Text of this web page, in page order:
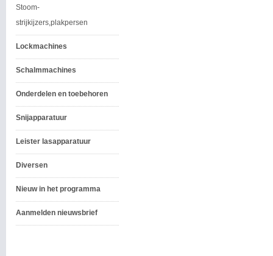
Stoom-
strijkijzers,plakpersen
Lockmachines
Schalmmachines
Onderdelen en toebehoren
Snijapparatuur
Leister lasapparatuur
Diversen
Nieuw in het programma
Aanmelden nieuwsbrief